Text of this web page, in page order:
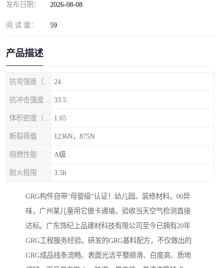
发布日期： 2026-08-08
阅 读 量： 59
产品描述
24
33.5
1.65
断裂荷载 1236N，875N
阻燃性能 A级
耐火极限 3.5h
GRG构件自带“母婴级”认证！幼儿园、装修材料，00异
味，广州某儿童用它做卡通墙，验收当天空气检测直接
达标。广东饰纪上品建材科技有限公司至今已拥有20年
GRG工程服务经验。研发的GRG基料配方，不仅做出的
GRG成品线条流畅、表面光洁平整顺滑、白度高、质地